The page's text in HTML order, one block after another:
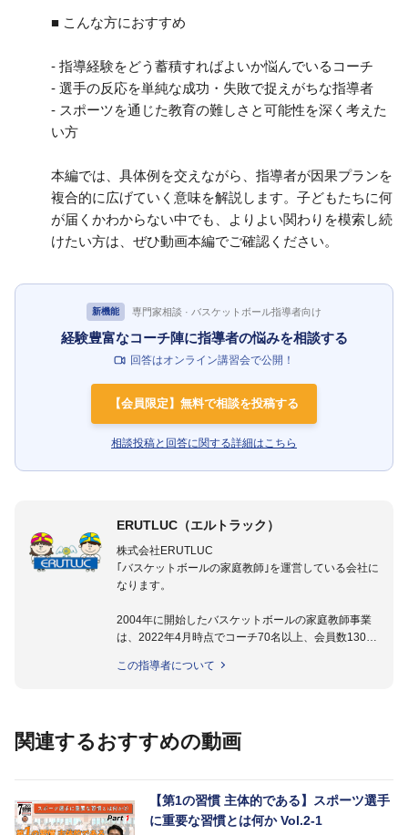
■ こんな方におすすめ
- 指導経験をどう蓄積すればよいか悩んでいるコーチ
- 選手の反応を単純な成功・失敗で捉えがちな指導者
- スポーツを通じた教育の難しさと可能性を深く考えた
い方
本編では、具体例を交えながら、指導者が因果プランを
複合的に広げていく意味を解説します。子どもたちに何
が届くかわからない中でも、よりよい関わりを模索し続
けたい方は、ぜひ動画本編でご確認ください。
新機能 専門家相談 · バスケットボール指導者向け
経験豊富なコーチ陣に指導者の悩みを相談する
回答はオンライン講習会で公開！
【会員限定】無料で相談を投稿する
相談投稿と回答に関する詳細はこちら
ERUTLUC（エルトラック）
株式会社ERUTLUC
｢バスケットボールの家庭教師｣を運営している会社に
なります。
2004年に開始したバスケットボールの家庭教師事業
は、2022年4月時点でコーチ70名以上、会員数1300
指導実績多数・各地講習会なども担当しており、「は
など多くの書籍・DVDも監修しています。
2016年U12ナショナルキャンプヘッドコーチ
2016年U13ナショナルキャンプヘッドコーチ
2016年男子日本代表サポートコーチ
この指導者について
関連するおすすめの動画
【第1の習慣 主体的である】スポーツ選手
に重要な習慣とは何か Vol.2-1